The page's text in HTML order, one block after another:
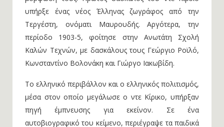
μόρφωσή τους. Πρώτος δάσκαλος του ντε Κίρικο
υπήρξε ένας νέος Έλληνας ζωγράφος από την
Τεργέστη, ονόματι Μαυρουδής. Αργότερα, την
περίοδο 1903-5, φοίτησε στην Ανωτάτη Σχολή
Καλών Τεχνών, με δασκάλους τους Γεώργιο Ροϊλό,
Το ελληνικό περιβάλλον και ο ελληνικός πολιτισμός,
μέσα στον οποίο μεγάλωσε ο ντε Κίρικο, υπήρξαν
πηγή έμπνευσης για εκείνον. Σε ένα